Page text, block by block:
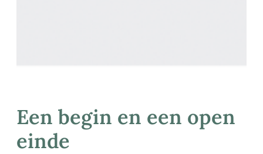
Een begin en een open
einde